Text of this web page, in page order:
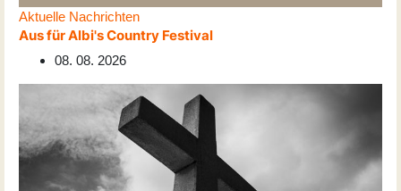
Aktuelle Nachrichten
Aus für Albi's Country Festival
08. 08. 2026